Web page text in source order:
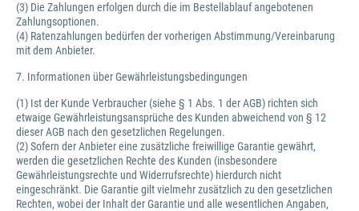
(3) Die Zahlungen erfolgen durch die im Bestellablauf angebotenen
Zahlungsoptionen.
(4) Ratenzahlungen bedürfen der vorherigen Abstimmung/Vereinbarung
mit dem Anbieter.
7. Informationen über Gewährleistungsbedingungen
(1) Ist der Kunde Verbraucher (siehe § 1 Abs. 1 der AGB) richten sich
etwaige Gewährleistungsansprüche des Kunden abweichend von § 12
dieser AGB nach den gesetzlichen Regelungen.
(2) Sofern der Anbieter eine zusätzliche freiwillige Garantie gewährt,
werden die gesetzlichen Rechte des Kunden (insbesondere
Gewährleistungsrechte und Widerrufsrechte) hierdurch nicht
eingeschränkt. Die Garantie gilt vielmehr zusätzlich zu den gesetzlichen
Rechten, wobei der Inhalt der Garantie und alle wesentlichen Angaben,